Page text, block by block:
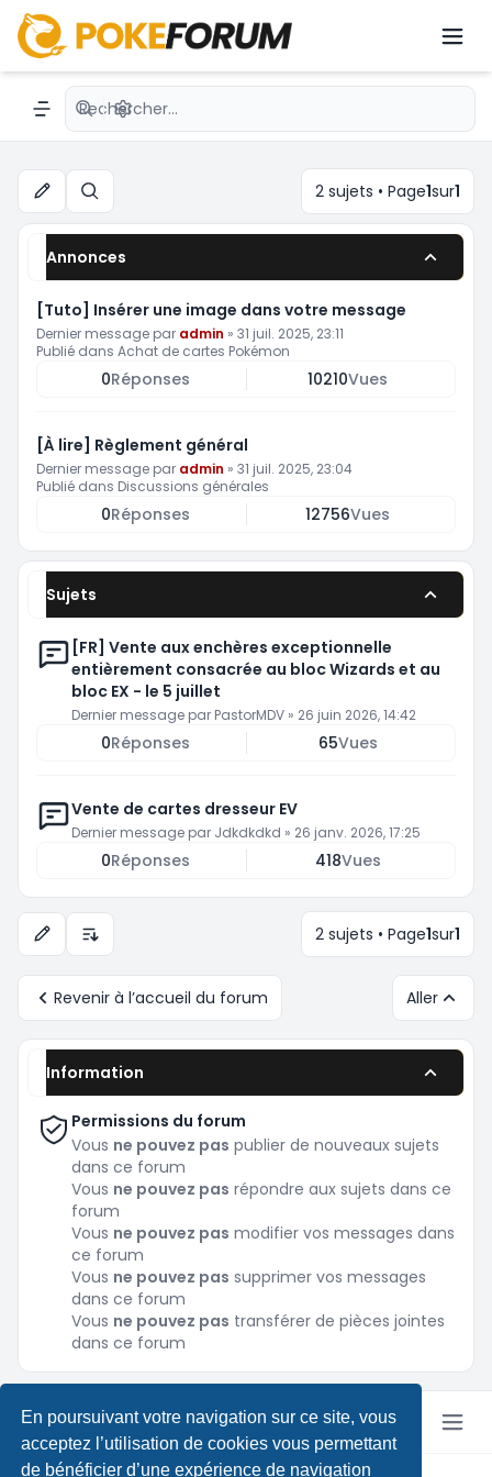
En poursuivant votre navigation sur ce site, vous
acceptez l’utilisation de cookies vous permettant
de bénéficier d’une expérience de navigation
Vente de cartes Pokémon
Navigation menu
Recherche avancée
Rechercher 2 sujets • Page1sur1
Annonces
[Tuto] Insérer une image dans votre message
Dernier message par admin » 31 juil. 2025, 23:11
Publié dans Achat de cartes Pokémon
0Réponses 10210Vues
[À lire] Règlement général
Dernier message par admin » 31 juil. 2025, 23:04
Publié dans Discussions générales
0Réponses 12756Vues
Sujets
[FR] Vente aux enchères exceptionnelle
entièrement consacrée au bloc Wizards et au
bloc EX - le 5 juillet
Dernier message par PastorMDV » 26 juin 2026, 14:42
0Réponses 65Vues
Vente de cartes dresseur EV
Dernier message par Jdkdkdkd » 26 janv. 2026, 17:25
0Réponses 418Vues
Options d’affichage et de tri 2 sujets • Page1sur1
Revenir à l’accueil du forum Aller
Information
Permissions du forum
Vous ne pouvez pas publier de nouveaux sujets
dans ce forum
Vous ne pouvez pas répondre aux sujets dans ce
forum
Vous ne pouvez pas modifier vos messages dans
ce forum
Vous ne pouvez pas supprimer vos messages
dans ce forum
Vous ne pouvez pas transférer de pièces jointes
dans ce forum